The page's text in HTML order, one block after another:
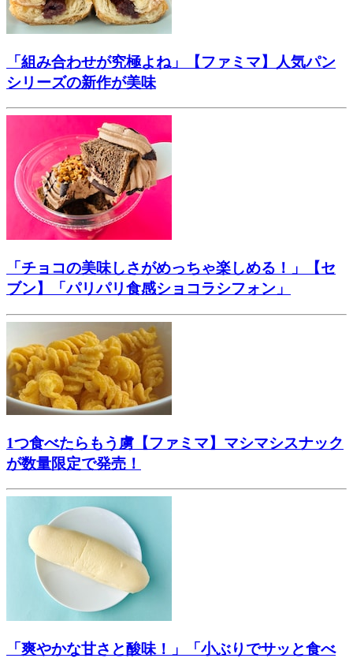
「組み合わせが究極よね」【ファミマ】人気パン
シリーズの新作が美味
「チョコの美味しさがめっちゃ楽しめる！」【セ
ブン】「パリパリ食感ショコラシフォン」
1つ食べたらもう虜【ファミマ】マシマシスナック
が数量限定で発売！
「爽やかな甘さと酸味！」「小ぶりでサッと食べ